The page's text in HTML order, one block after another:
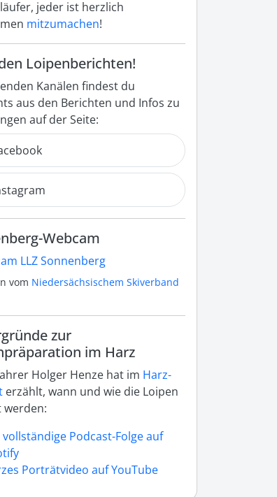
jeder ist herzlich
mitzumachen!
Loipenberichten!
Kanälen findest du
aus den Berichten und Infos zu
auf der Seite:
Webcam
vom Niedersächsischem Skiverband
zur
im Harz
Holger Henze hat im Harz-
erzählt, wann und wie die Loipen
werden:
vollständige Podcast-Folge auf
Porträtvideo auf YouTube